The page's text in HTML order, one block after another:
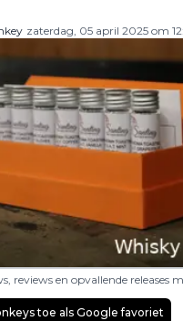
zaterdag, 05 april 2025 om
reviews en opvallende releases
toe als Google favoriet